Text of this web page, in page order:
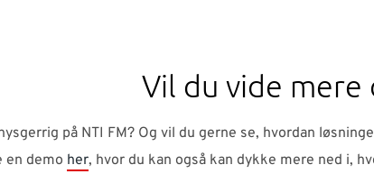
Vil du vide mere
på NTI FM? Og vil du gerne se, hvordan
en demo her, hvor du kan også kan dykke mere ned i,